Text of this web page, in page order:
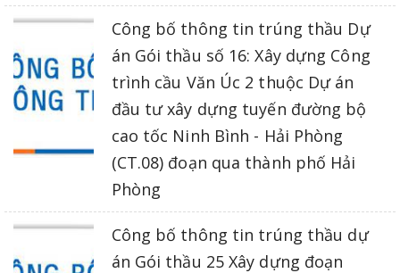
Công bố thông tin trúng thầu Dự
án Gói thầu số 16: Xây dựng Công
trình cầu Văn Úc 2 thuộc Dự án
đầu tư xây dựng tuyến đường bộ
cao tốc Ninh Bình - Hải Phòng
(CT.08) đoạn qua thành phố Hải
Phòng
Công bố thông tin trúng thầu dự
án Gói thầu 25 Xây dựng đoạn